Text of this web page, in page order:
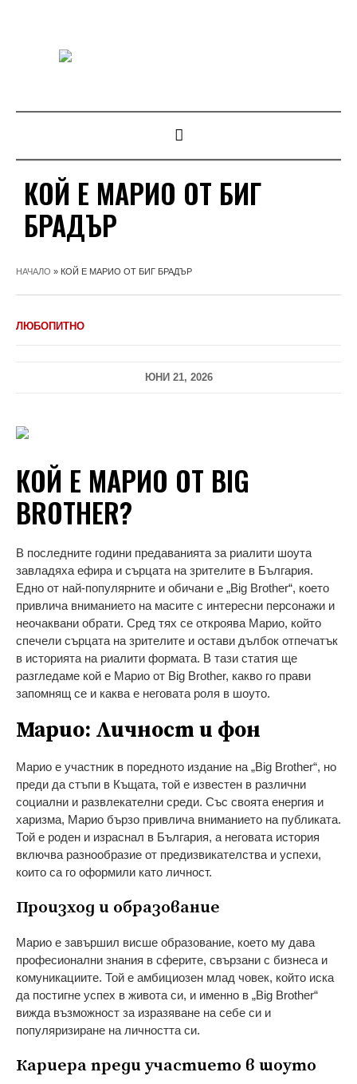
КОЙ Е МАРИО ОТ БИГ
БРАДЪР
НАЧАЛО » КОЙ Е МАРИО ОТ БИГ БРАДЪР
ЛЮБОПИТНО
ЮНИ 21, 2026
КОЙ Е МАРИО ОТ BIG
BROTHER?
В последните години предаванията за риалити шоута
завладяха ефирa и сърцата на зрителите в България.
Едно от най-популярните и обичани е „Big Brother“, което
привлича вниманието на масите с интересни персонажи и
неочаквани обрати. Сред тях се откроява Марио, който
спечели сърцата на зрителите и остави дълбок отпечатък
в историята на риалити формата. В тази статия ще
разгледаме кой е Марио от Big Brother, какво го прави
запомнящ се и каква е неговата роля в шоуто.
Марио: Личност и фон
Марио е участник в поредното издание на „Big Brother“, но
преди да стъпи в Къщата, той е известен в различни
социални и развлекателни среди. Със своята енергия и
харизма, Марио бързо привлича вниманието на публиката.
Той е роден и израснал в България, а неговата история
включва разнообразие от предизвикателства и успехи,
които са го оформили като личност.
Произход и образование
Марио е завършил висше образование, което му дава
профeсионални знания в сферите, свързани с бизнеса и
комуникациите. Той е амбициозен млад човек, който иска
да постигне успех в живота си, и именно в „Big Brother“
вижда възможност за изразяване на себе си и
популяризиране на личността си.
Кариера преди участието в шоуто